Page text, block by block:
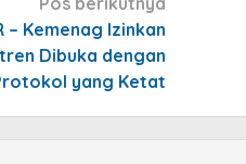
– Kemenag Izinkan
Dibuka dengan
yang Ketat